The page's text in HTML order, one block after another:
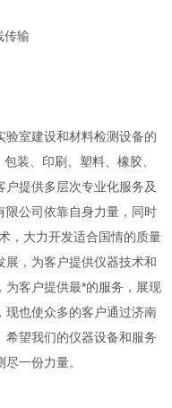
传输
验室建设和材料检测设备的
装、印刷、塑料、橡胶、
提供多层次专业化服务及
限公司依靠自身力量，同时
，大力开发适合国情的质量
展，为客户提供仪器技术和
为客户提供最*的服务，展现
现也使众多的客户通过济南
希望我们的仪器设备和服务
一份力量。